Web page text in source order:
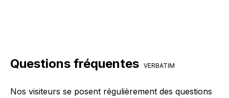
Questions fréquentes VERBATIM
Nos visiteurs se posent régulièrement des questions